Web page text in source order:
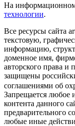
На
технологии.
Все ресурсы сайта
текстовую,
информацию,
доменное имя,
авторского права и
защищены
соглашениями об
Запрещается любое
контента данного
предварительного
любые иные